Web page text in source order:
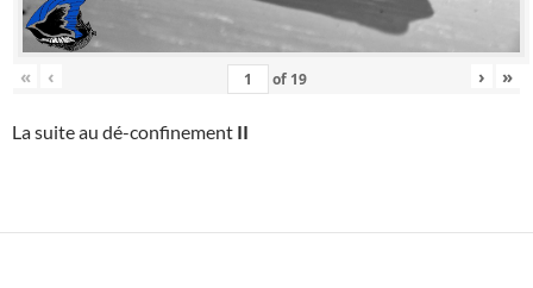
« ‹ of 19 › »
La suite au dé-confinement II